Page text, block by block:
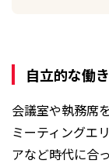
自立的な働
会議室や執務席
ミーティングエ
アなど時代に合